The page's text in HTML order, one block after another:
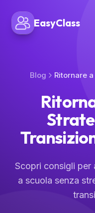
EasyClass
Blog
Scopri consigli per
a scuola senza